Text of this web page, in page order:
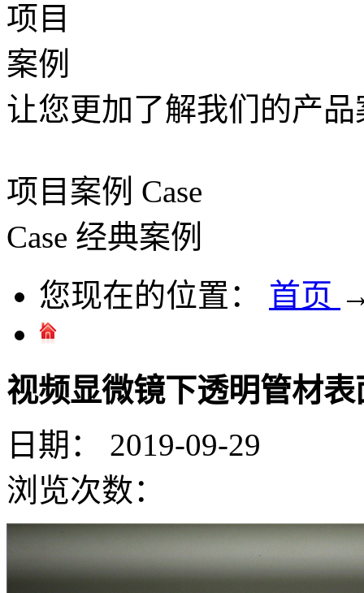
项目
案例
让您更加了解我们的产品
项目案例 Case
Case 经典案例
您现在的位置：
首页
视频显微镜下透明管材
日期：
2019-09-29
浏览次数：